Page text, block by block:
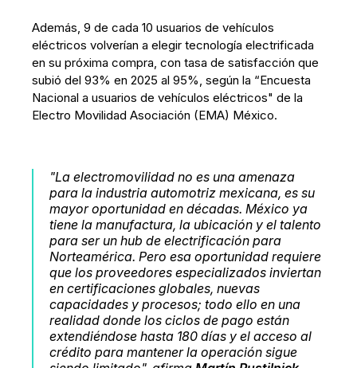
Además, 9 de cada 10 usuarios de vehículos
eléctricos volverían a elegir tecnología electrificada
en su próxima compra, con tasa de satisfacción que
subió del 93% en 2025 al 95%, según la “Encuesta
Nacional a usuarios de vehículos eléctricos" de la
Electro Movilidad Asociación (EMA) México.
"La electromovilidad no es una amenaza
para la industria automotriz mexicana, es su
mayor oportunidad en décadas. México ya
tiene la manufactura, la ubicación y el talento
para ser un hub de electrificación para
Norteamérica. Pero esa oportunidad requiere
que los proveedores especializados inviertan
en certificaciones globales, nuevas
capacidades y procesos; todo ello en una
realidad donde los ciclos de pago están
extendiéndose hasta 180 días y el acceso al
crédito para mantener la operación sigue